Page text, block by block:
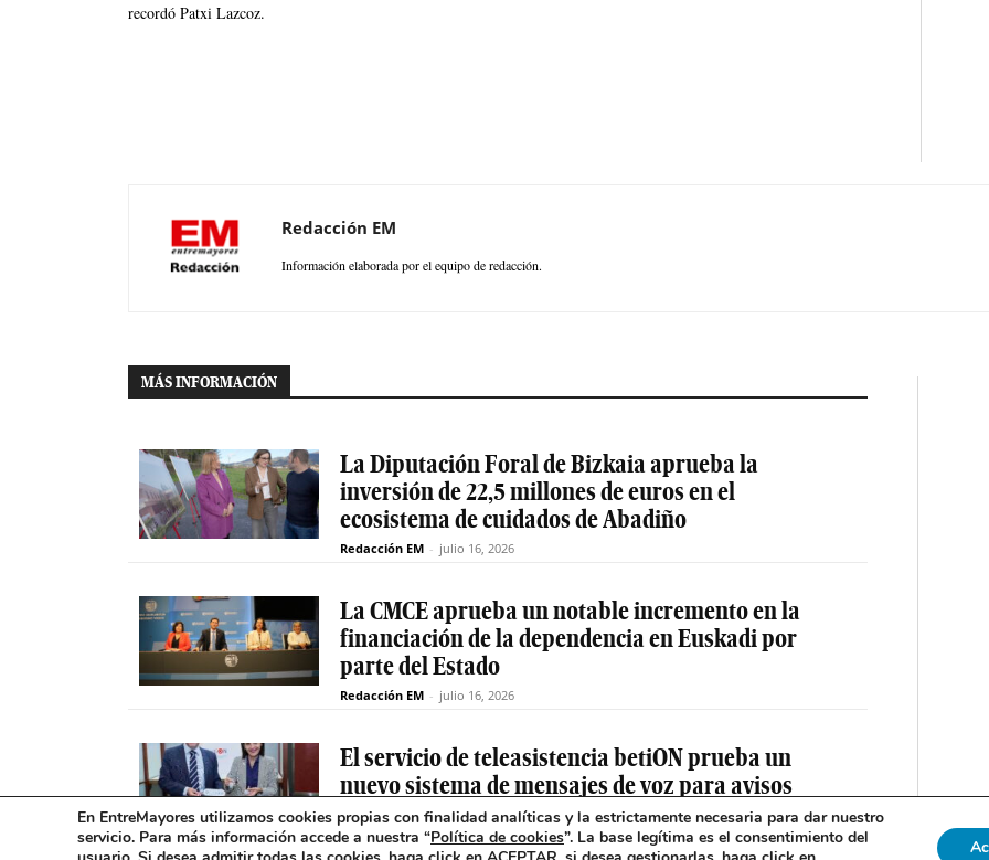
recordó Patxi Lazcoz.
Redacción EM
Información elaborada por el equipo de redacción.
MÁS INFORMACIÓN
La Diputación Foral de Bizkaia aprueba la
inversión de 22,5 millones de euros en el
ecosistema de cuidados de Abadiño
Redacción EM - julio 16, 2026
La CMCE aprueba un notable incremento en la
financiación de la dependencia en Euskadi por
parte del Estado
Redacción EM - julio 16, 2026
El servicio de teleasistencia betiON prueba un
nuevo sistema de mensajes de voz para avisos
excepcionales
Redacción EM - julio 15, 2026
En EntreMayores utilizamos cookies propias con finalidad analíticas y la estrictamente necesaria para dar nuestro
servicio. Para más información accede a nuestra “Política de cookies”. La base legítima es el consentimiento del